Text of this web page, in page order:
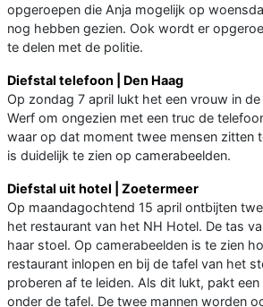
opgeroepen die Anja mogelijk op
nog hebben gezien. Ook wordt er
te delen met de politie.
Diefstal telefoon | Den Haag
Op zondag 7 april lukt het een vrouw in de
Werf om ongezien met een truc de
waar op dat moment twee mensen zitten
is duidelijk te zien op camerabeelden.
Diefstal uit hotel | Zoetermeer
Op maandagochtend 15 april ontbijten
het restaurant van het NH Hotel. De tas
haar stoel. Op camerabeelden is te zien
restaurant inlopen en bij de tafel van het
proberen af te leiden. Als dit lukt, pakt
onder de tafel. De twee mannen worden